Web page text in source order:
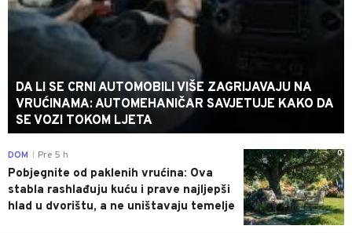
DA LI SE CRNI AUTOMOBILI VIŠE ZAGRIJAVAJU NA
VRUĆINAMA: AUTOMEHANIČAR SAVJETUJE KAKO DA
SE VOZI TOKOM LJETA
0
DOM Pre 5 h
Pobjegnite od paklenih vrućina: Ova
stabla rashlađuju kuću i prave najljepši
hlad u dvorištu, a ne uništavaju temelje